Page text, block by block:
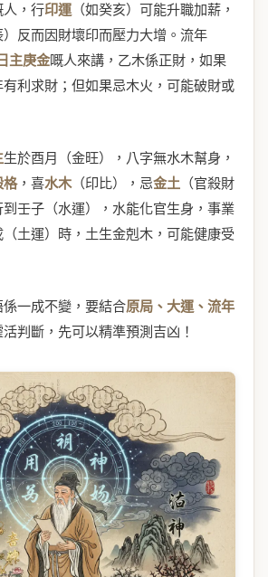
人，行印運 （如癸亥）可能升職加薪，
）反而因財壞印而壓力大增。流年
日主庚金嘅人來講，乙木係正財，如果
利求財；但如果忌木火，可能破財或
生於酉月（金旺），八字無水木幫身，
格，喜水木（印比），忌金土 （官殺財
壬子（水運），水能化官生身，事業
土運）時，土生金剋木，可能健康受
一成不變，要結合原局、大運、流年
判斷，先可以精準預測吉凶！